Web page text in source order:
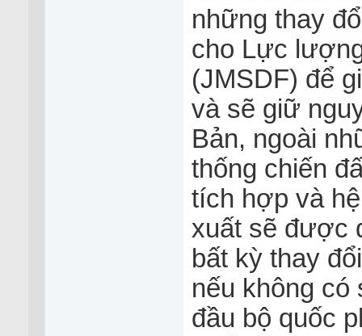
những thay
cho Lực
(JMSDF) để
và sẽ giữ
Bản, ngoài
thống chiến
tích hợp và
xuất sẽ được
bất kỳ thay
nếu không
đầu bộ quốc